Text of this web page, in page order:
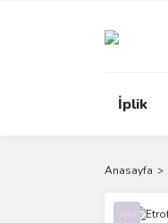
İplik
Anasayfa